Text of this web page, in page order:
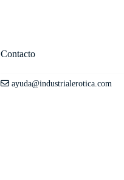
Contacto
ayuda@industrialerotica.com